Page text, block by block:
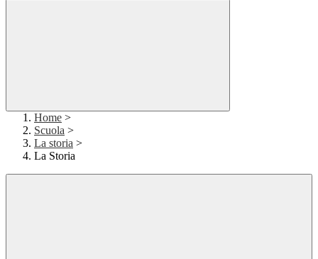
Home >
Scuola >
La storia >
La Storia